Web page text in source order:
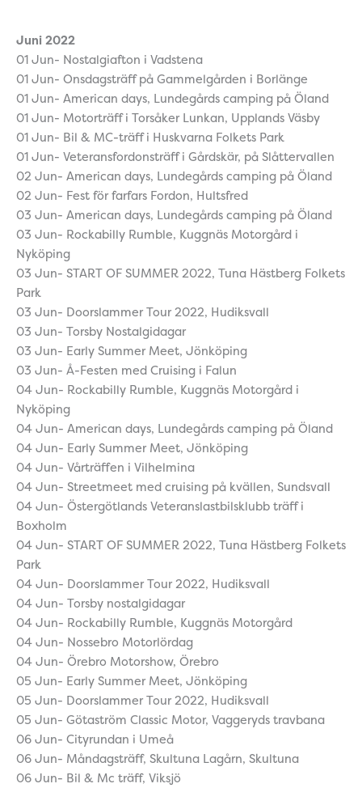
Juni 2022
01 Jun- Nostalgiafton i Vadstena
01 Jun- Onsdagsträff på Gammelgården i Borlänge
01 Jun- American days, Lundegårds camping på Öland
01 Jun- Motorträff i Torsåker Lunkan, Upplands Väsby
01 Jun- Bil & MC-träff i Huskvarna Folkets Park
01 Jun- Veteransfordonsträff i Gårdskär, på Slåttervallen
02 Jun- American days, Lundegårds camping på Öland
02 Jun- Fest för farfars Fordon, Hultsfred
03 Jun- American days, Lundegårds camping på Öland
03 Jun- Rockabilly Rumble, Kuggnäs Motorgård i
Nyköping
03 Jun- START OF SUMMER 2022, Tuna Hästberg Folkets
Park
03 Jun- Doorslammer Tour 2022, Hudiksvall
03 Jun- Torsby Nostalgidagar
03 Jun- Early Summer Meet, Jönköping
03 Jun- Å-Festen med Cruising i Falun
04 Jun- Rockabilly Rumble, Kuggnäs Motorgård i
Nyköping
04 Jun- American days, Lundegårds camping på Öland
04 Jun- Early Summer Meet, Jönköping
04 Jun- Vårträffen i Vilhelmina
04 Jun- Streetmeet med cruising på kvällen, Sundsvall
04 Jun- Östergötlands Veteranslastbilsklubb träff i
Boxholm
04 Jun- START OF SUMMER 2022, Tuna Hästberg Folkets
Park
04 Jun- Doorslammer Tour 2022, Hudiksvall
04 Jun- Torsby nostalgidagar
04 Jun- Rockabilly Rumble, Kuggnäs Motorgård
04 Jun- Nossebro Motorlördag
04 Jun- Örebro Motorshow, Örebro
05 Jun- Early Summer Meet, Jönköping
05 Jun- Doorslammer Tour 2022, Hudiksvall
05 Jun- Götaström Classic Motor, Vaggeryds travbana
06 Jun- Cityrundan i Umeå
06 Jun- Måndagsträff, Skultuna Lagårn, Skultuna
06 Jun- Bil & Mc träff, Viksjö